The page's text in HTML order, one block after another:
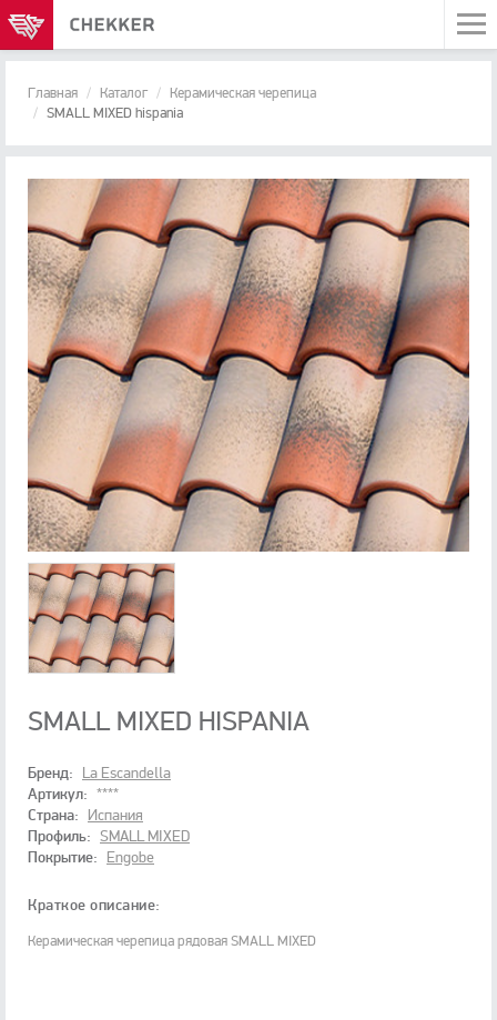
Главная Каталог
Керамическая черепица
SMALL MIXED hispania
SMALL MIXED HISPANIA
Бренд: La Escandella
Артикул: ****
Страна: Испания
Профиль: SMALL MIXED
Покрытие: Engobe
Краткое описание:
Керамическая черепица рядовая SMALL MIXED